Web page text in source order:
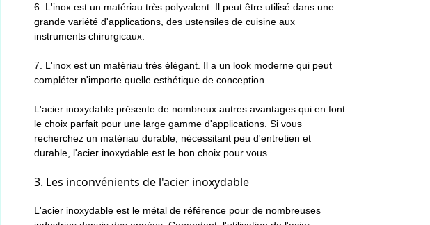
6. L'inox est un matériau très polyvalent. Il peut être utilisé dans une
grande variété d'applications, des ustensiles de cuisine aux
instruments chirurgicaux.
7. L'inox est un matériau très élégant. Il a un look moderne qui peut
compléter n'importe quelle esthétique de conception.
L'acier inoxydable présente de nombreux autres avantages qui en font
le choix parfait pour une large gamme d'applications. Si vous
recherchez un matériau durable, nécessitant peu d'entretien et
durable, l'acier inoxydable est le bon choix pour vous.
3. Les inconvénients de l'acier inoxydable
L'acier inoxydable est le métal de référence pour de nombreuses